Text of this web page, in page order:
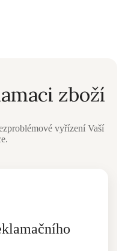
zboží
vyřízení Vaší